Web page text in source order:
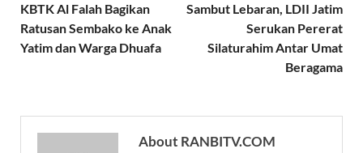
KBTK Al Falah Bagikan
Ratusan Sembako ke Anak
Yatim dan Warga Dhuafa
Sambut Lebaran, LDII Jatim
Serukan Pererat
Silaturahim Antar Umat
Beragama
About RANBITV.COM